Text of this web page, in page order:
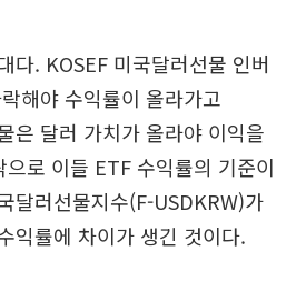
다. KOSEF 미국달러선물 인버
해야 수익률이 올라가고
은 달러 가치가 올라야 이익을
로 이들 ETF 수익률의 기준이
달러선물지수(F-USDKRW)가
익률에 차이가 생긴 것이다.